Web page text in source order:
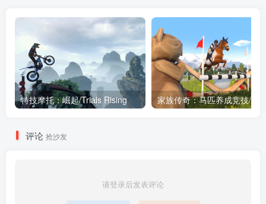
特技摩托：崛起/Trials Rising
评论 抢沙发
请登录后发表评论